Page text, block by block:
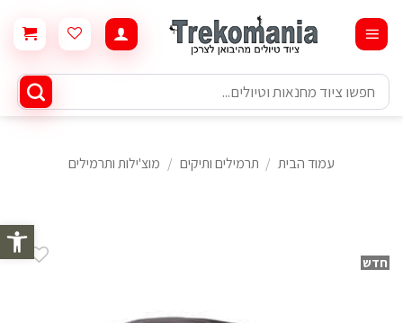
פתח
content
חיפוש
עבור:
עמוד הבית / תרמילים ותיקים / מוצ'ילות ותרמילים
חדש